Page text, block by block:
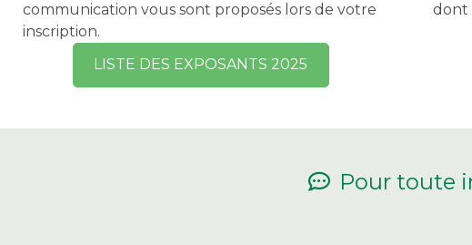
communication vous sont proposés lors de votre
inscription.
LISTE DES EXPOSANTS 2025
dont
Pour toute